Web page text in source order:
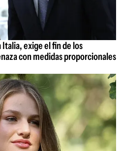
exige el fin de los
con medidas proporcionales